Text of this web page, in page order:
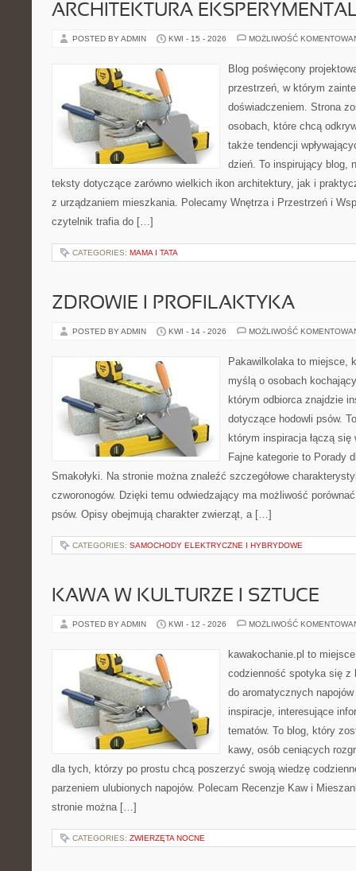
ARCHITEKTURA
POSTED BY ADMIN KWI - 15 - 2026 MOŻLIWOŚĆ
Blog poświęcony
przestrzeń, w którym
doświadczeniem. Strona
osobach, które chcą
także tendencji
dzień. To inspirujący blog,
teksty dotyczące zarówno wielkich ikon architektury, jak i
z urządzaniem mieszkania. Polecamy Wnętrza i Przestrzeń i
czytelnik trafia do […]
CATEGORIES: MAMA I TATA
ZDROWIE I PROFILAKTYKA
POSTED BY ADMIN KWI - 14 - 2026 MOŻLIWOŚĆ
Pakawilkolaka to miejsce,
myślą o osobach
którym odbiorca znajdzie
dotyczące hodowli psów.
którym inspiracja łączą
Fajne kategorie to Porady
Smakołyki. Na stronie można znaleźć szczegółowe
czworonogów. Dzięki temu odwiedzający ma możliwość
psów. Opisy obejmują charakter zwierząt, a […]
CATEGORIES: SAMOCHODY ELEKTRYCZNE I HYBRYDOWE
KAWA W KULTURZE I SZTUCE
POSTED BY ADMIN KWI - 12 - 2026 MOŻLIWOŚĆ
kawakochanie.pl to
codzienność spotyka się z
do aromatycznych
inspiracje, interesujące
tematów. To blog, który
kawy, osób ceniących
dla tych, którzy po prostu chcą poszerzyć swoją wiedzę
parzeniem ulubionych napojów. Polecam Recenzje Kaw i
stronie można […]
CATEGORIES: ZWIERZĘTA NOCNE